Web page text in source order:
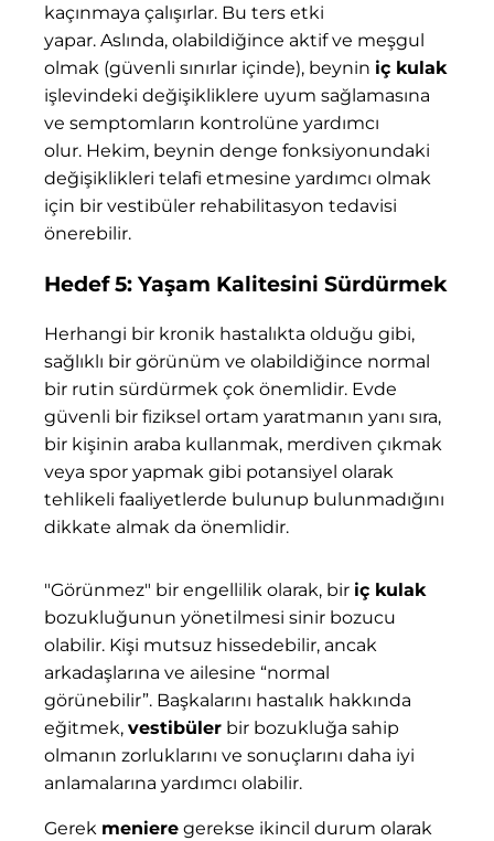
kaçınmaya çalışırlar. Bu ters etki
yapar. Aslında, olabildiğince aktif ve meşgul
olmak (güvenli sınırlar içinde), beynin iç kulak
işlevindeki değişikliklere uyum sağlamasına
ve semptomların kontrolüne yardımcı
olur. Hekim, beynin denge fonksiyonundaki
değişiklikleri telafi etmesine yardımcı olmak
için bir vestibüler rehabilitasyon tedavisi
önerebilir.
Hedef 5: Yaşam Kalitesini Sürdürmek
Herhangi bir kronik hastalıkta olduğu gibi,
sağlıklı bir görünüm ve olabildiğince normal
bir rutin sürdürmek çok önemlidir. Evde
güvenli bir fiziksel ortam yaratmanın yanı sıra,
bir kişinin araba kullanmak, merdiven çıkmak
veya spor yapmak gibi potansiyel olarak
tehlikeli faaliyetlerde bulunup bulunmadığını
dikkate almak da önemlidir.
"Görünmez" bir engellilik olarak, bir iç kulak
bozukluğunun yönetilmesi sinir bozucu
olabilir. Kişi mutsuz hissedebilir, ancak
arkadaşlarına ve ailesine “normal
görünebilir”. Başkalarını hastalık hakkında
eğitmek, vestibüler bir bozukluğa sahip
olmanın zorluklarını ve sonuçlarını daha iyi
anlamalarına yardımcı olabilir.
Gerek meniere gerekse ikincil durum olarak